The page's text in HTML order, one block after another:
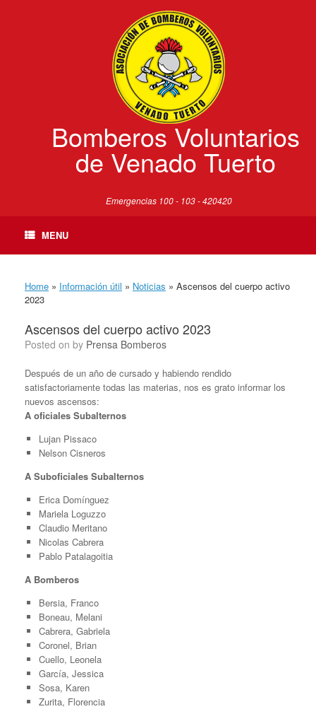
Bomberos Voluntarios
de Venado Tuerto
Emergencias 100 - 103 - 420420
MENU
Home » Información útil » Noticias » Ascensos del cuerpo activo
2023
Ascensos del cuerpo activo 2023
Posted on by Prensa Bomberos
Después de un año de cursado y habiendo rendido
satisfactoriamente todas las materias, nos es grato informar los
nuevos ascensos:
A oficiales Subalternos
Lujan Pissaco
Nelson Cisneros
A Suboficiales Subalternos
Erica Domínguez
Mariela Loguzzo
Claudio Meritano
Nicolas Cabrera
Pablo Patalagoitia
A Bomberos
Bersia, Franco
Boneau, Melani
Cabrera, Gabriela
Coronel, Brian
Cuello, Leonela
García, Jessica
Sosa, Karen
Zurita, Florencia